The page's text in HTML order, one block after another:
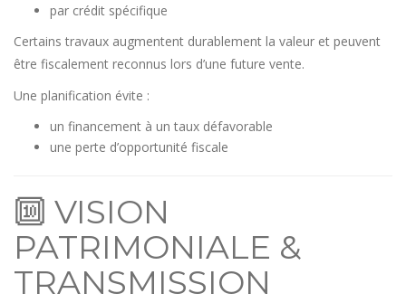
par crédit spécifique
Certains travaux augmentent durablement la valeur et peuvent
être fiscalement reconnus lors d’une future vente.
Une planification évite :
un financement à un taux défavorable
une perte d’opportunité fiscale
🔟 VISION
PATRIMONIALE &
TRANSMISSION